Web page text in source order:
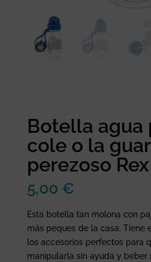
Botella agua
cole o la
perezoso
5,00 €
Esta botella tan molona con
más peques de la casa. Tiene
los accesorios perfectos para
manipularla sin ayuda y beber